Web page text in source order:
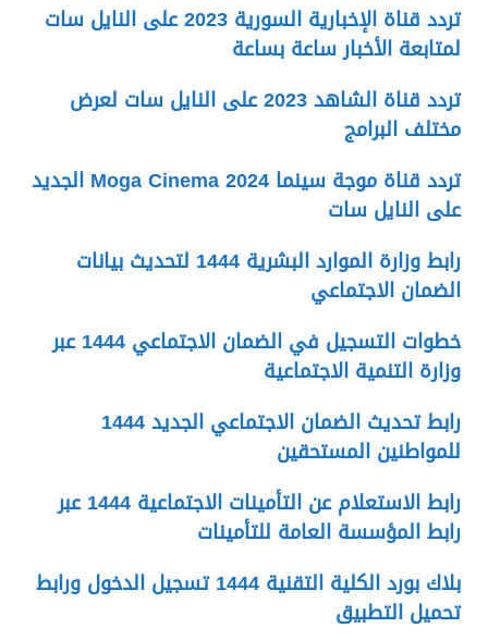
تردد قناة الإخبارية السورية 2023 على النايل سات
لمتابعة الأخبار ساعة بساعة
تردد قناة الشاهد 2023 على النايل سات لعرض
مختلف البرامج
تردد قناة موجة سينما 2024 Moga Cinema الجديد
على النايل سات
رابط وزارة الموارد البشرية 1444 لتحديث بيانات
الضمان الاجتماعي
خطوات التسجيل في الضمان الاجتماعي 1444 عبر
وزارة التنمية الاجتماعية
رابط تحديث الضمان الاجتماعي الجديد 1444
للمواطنين المستحقين
رابط الاستعلام عن التأمينات الاجتماعية 1444 عبر
رابط المؤسسة العامة للتأمينات
بلاك بورد الكلية التقنية 1444 تسجيل الدخول ورابط
تحميل التطبيق